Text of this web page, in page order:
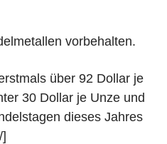
vorbehalten.
über 92 Dollar je
30 Dollar je Unze und
dieses Jahres